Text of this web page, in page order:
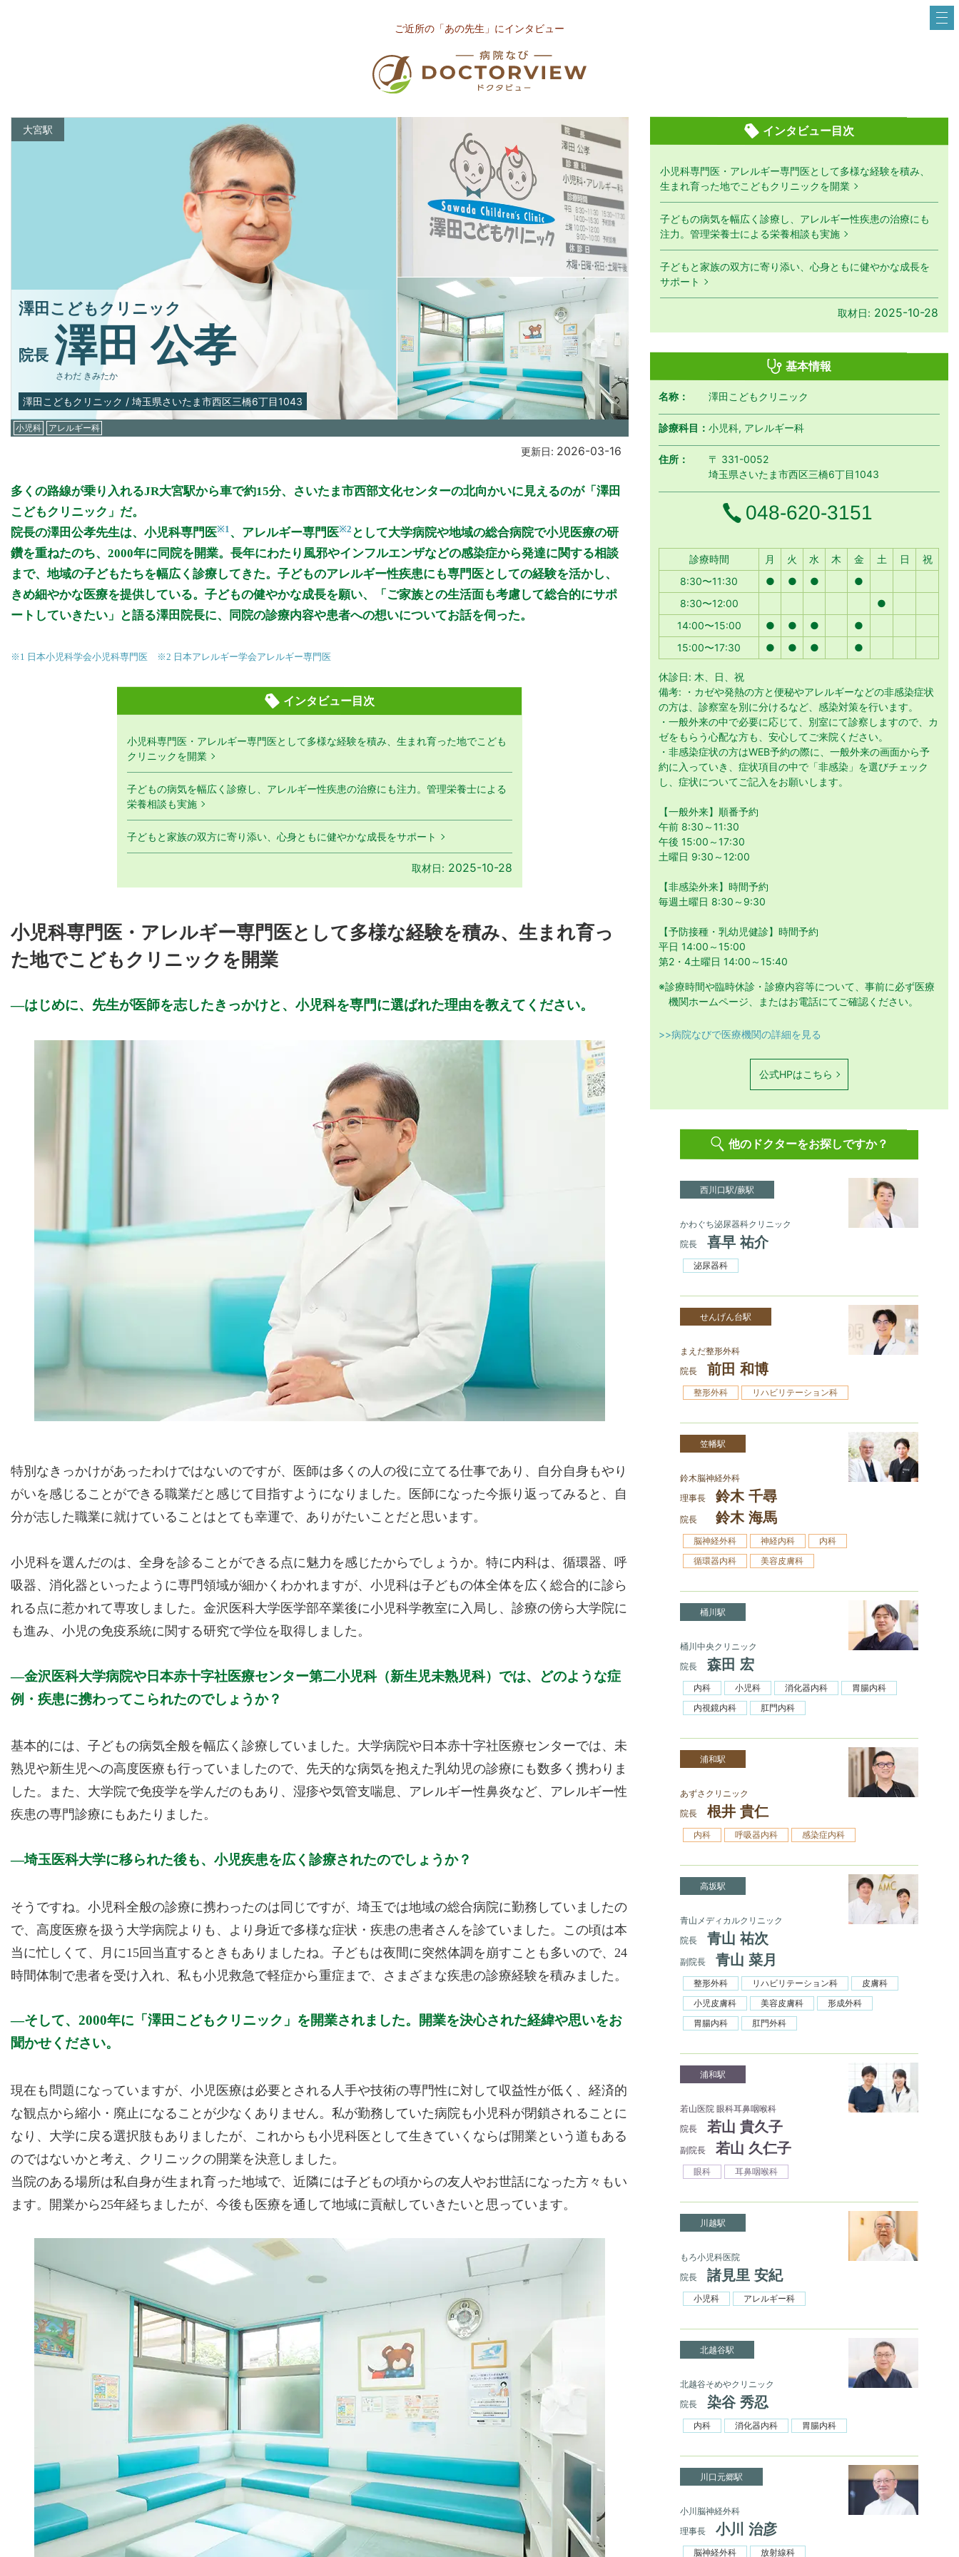
ご近所の「あの先生」にインタビュー
大宮駅
澤田こどもクリニック
院長 澤田 公孝
さわだ きみたか
澤田こどもクリニック / 埼玉県さいたま市西区三橋6丁目1043
小児科 アレルギー科
更新日: 2026-03-16
多くの路線が乗り入れるJR大宮駅から車で約15分、さいたま市西部文化センターの北向かいに見えるのが「澤田
こどもクリニック」だ。
院長の澤田公孝先生は、小児科専門医※1 、アレルギー専門医※2 として大学病院や地域の総合病院で小児医療の研
鑽を重ねたのち、2000年に同院を開業。長年にわたり風邪やインフルエンザなどの感染症から発達に関する相談
まで、地域の子どもたちを幅広く診療してきた。子どものアレルギー性疾患にも専門医としての経験を活かし、
きめ細やかな医療を提供している。子どもの健やかな成長を願い、「ご家族との生活面も考慮して総合的にサポ
ートしていきたい」と語る澤田院長に、同院の診療内容や患者への想いについてお話を伺った。
※1 日本小児科学会小児科専門医 ※2 日本アレルギー学会アレルギー専門医
インタビュー目次
小児科専門医・アレルギー専門医として多様な経験を積み、生まれ育った地でこども
クリニックを開業
子どもの病気を幅広く診療し、アレルギー性疾患の治療にも注力。管理栄養士による
栄養相談も実施
子どもと家族の双方に寄り添い、心身ともに健やかな成長をサポート
取材日: 2025-10-28
小児科専門医・アレルギー専門医として多様な経験を積み、生まれ育っ
た地でこどもクリニックを開業
はじめに、先生が医師を志したきっかけと、小児科を専門に選ばれた理由を教えてください。
特別なきっかけがあったわけではないのですが、医師は多くの人の役に立てる仕事であり、自分自身もやり
がいを感じることができる職業だと感じて目指すようになりました。医師になった今振り返ってみると、自
分が志した職業に就けていることはとても幸運で、ありがたいことだと思います。
小児科を選んだのは、全身を診ることができる点に魅力を感じたからでしょうか。特に内科は、循環器、呼
吸器、消化器といったように専門領域が細かくわかれますが、小児科は子どもの体全体を広く総合的に診ら
れる点に惹かれて専攻しました。金沢医科大学医学部卒業後に小児科学教室に入局し、診療の傍ら大学院に
も進み、小児の免疫系統に関する研究で学位を取得しました。
金沢医科大学病院や日本赤十字社医療センター第二小児科（新生児未熟児科）では、どのような症
例・疾患に携わってこられたのでしょうか？
基本的には、子どもの病気全般を幅広く診療していました。大学病院や日本赤十字社医療センターでは、未
熟児や新生児への高度医療も行っていましたので、先天的な病気を抱えた乳幼児の診療にも数多く携わりま
した。また、大学院で免疫学を学んだのもあり、湿疹や気管支喘息、アレルギー性鼻炎など、アレルギー性
疾患の専門診療にもあたりました。
埼玉医科大学に移られた後も、小児疾患を広く診療されたのでしょうか？
そうですね。小児科全般の診療に携わったのは同じですが、埼玉では地域の総合病院に勤務していましたの
で、高度医療を扱う大学病院よりも、より身近で多様な症状・疾患の患者さんを診ていました。この頃は本
当に忙しくて、月に15回当直するときもありましたね。子どもは夜間に突然体調を崩すことも多いので、24
時間体制で患者を受け入れ、私も小児救急で軽症から重症まで、さまざまな疾患の診療経験を積みました。
そして、2000年に「澤田こどもクリニック」を開業されました。開業を決心された経緯や思いをお
聞かせください。
現在も問題になっていますが、小児医療は必要とされる人手や技術の専門性に対して収益性が低く、経済的
な観点から縮小・廃止になることが少なくありません。私が勤務していた病院も小児科が閉鎖されることに
なり、大学に戻る選択肢もありましたが、これからも小児科医として生きていくならば開業という道もある
のではないかと考え、クリニックの開業を決意しました。
当院のある場所は私自身が生まれ育った地域で、近隣には子どもの頃からの友人やお世話になった方々もい
ます。開業から25年経ちましたが、今後も医療を通して地域に貢献していきたいと思っています。
インタビュー目次
小児科専門医・アレルギー専門医として多様な経験を積み、
生まれ育った地でこどもクリニックを開業
子どもの病気を幅広く診療し、アレルギー性疾患の治療にも
注力。管理栄養士による栄養相談も実施
子どもと家族の双方に寄り添い、心身ともに健やかな成長を
サポート
取材日: 2025-10-28
基本情報
名称： 澤田こどもクリニック
診療科目：小児科, アレルギー科
住所：
〒 331-0052
埼玉県さいたま市西区三橋6丁目1043
電話番号
048-620-3151
診療時間 月 月曜日
火 火曜日
水 水曜日
木 木曜日
金金曜日
土土曜日
日 日曜日
祝
8:30〜11:30
● ● ●
●
8:30〜12:00
●
14:00〜15:00
● ● ●
●
15:00〜17:30
● ● ● ●
休診日: 木、日、祝
備考: ・カゼや発熱の方と便秘やアレルギーなどの非感染症状
の方は、診察室を別に分けるなど、感染対策を行います。
・一般外来の中で必要に応じて、別室にて診察しますので、カ
ゼをもらう心配な方も、安心してご来院ください。
・非感染症状の方はWEB予約の際に、一般外来の画面から予
約に入っていき、症状項目の中で「非感染」を選びチェック
し、症状についてご記入をお願いします。
【一般外来】順番予約
午前 8:30～11:30
午後 15:00～17:30
土曜日 9:30～12:00
【非感染外来】時間予約
毎週土曜日 8:30～9:30
【予防接種・乳幼児健診】時間予約
平日 14:00～15:00
第2・4土曜日 14:00～15:40
※診療時間や臨時休診・診療内容等について、事前に必ず医療
機関ホームページ、またはお電話にてご確認ください。
>>病院なびで医療機関の詳細を見る
公式HPはこちら
他のドクターをお探しですか？
西川口駅/蕨駅
かわぐち泌尿器科クリニック
院長
喜早 祐介
泌尿器科
せんげん台駅
まえだ整形外科
院長
前田 和博
整形外科 リハビリテーション科
笠幡駅
鈴木脳神経外科
理事長
鈴木 千尋
院長 鈴木 海馬
脳神経外科 神経内科
内科
循環器内科
美容皮膚科
桶川駅
桶川中央クリニック
院長
森田 宏
内科 小児科 消化器内科
胃腸内科
内視鏡内科
肛門内科
浦和駅
あずさクリニック
院長
根井 貴仁
内科 呼吸器内科 感染症内科
高坂駅
青山メディカルクリニック
院長
青山 祐次
副院長 青山 菜月
整形外科 リハビリテーション科
皮膚科
小児皮膚科
美容皮膚科
形成外科
胃腸内科
肛門外科
浦和駅
若山医院 眼科耳鼻咽喉科
院長
若山 貴久子
副院長 若山 久仁子
眼科 耳鼻咽喉科
川越駅
もろ小児科医院
院長
諸見里 安紀
小児科 アレルギー科
北越谷駅
北越谷そめやクリニック
院長
染谷 秀忍
内科 消化器内科 胃腸内科
川口元郷駅
小川脳神経外科
理事長
小川 治彦
脳神経外科 放射線科